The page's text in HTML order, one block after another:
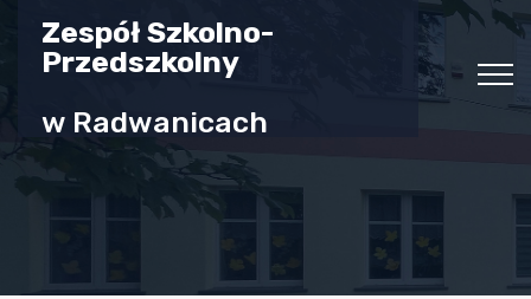
Zespół Szkolno-
Przedszkolny
w Radwanicach